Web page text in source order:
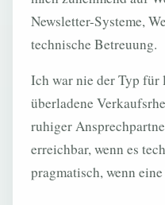
Newsletter-Systeme,
technische Betreuung.
Ich war nie der Typ für
überladene
ruhiger
erreichbar, wenn es
pragmatisch, wenn